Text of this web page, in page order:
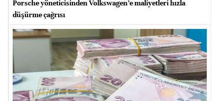
Porsche yöneticisinden Volkswagen’e maliyetleri hızla
düşürme çağrısı